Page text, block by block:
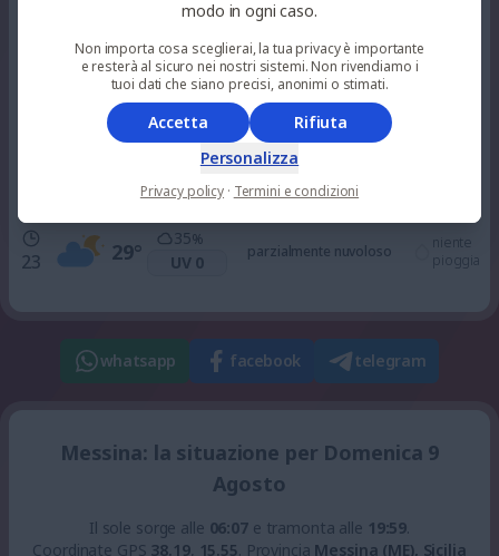
UV 7
32°
18%
UV 3
alquanto soleggiato
%
parzialmente nuvoloso
23 29°
35%
UV 0
parzialmente nuvoloso
niente
pioggia
whatsapp facebook telegram
Messina: la situazione per Domenica 9
Agosto
Il sole sorge alle 06:07e tramonta alle 19:59.
Coordinate GPS 38.19, 15.55. Provincia Messina (ME), Sicilia
modo in ogni caso.
Non importa cosa sceglierai, la tua privacy è importante
e resterà al sicuro nei nostri sistemi. Non rivendiamo i
tuoi dati che siano precisi, anonimi o stimati.
Accetta
Rifiuta
Personalizza
Privacy policy · Termini e condizioni